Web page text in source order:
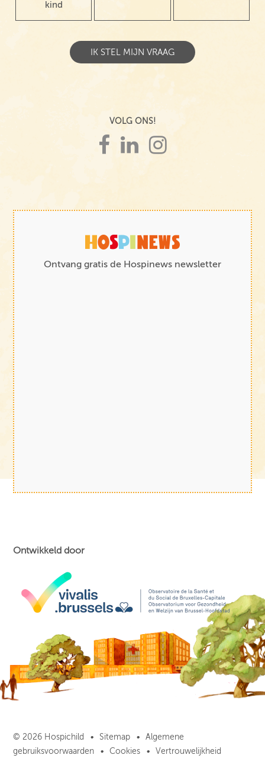
kind
VOLG ONS!
Ontvang gratis de Hospinews newsletter
Ontwikkeld door
© 2026 Hospichild Sitemap
Algemene
gebruiksvoorwaarden
Cookies Vertrouwelijkheid